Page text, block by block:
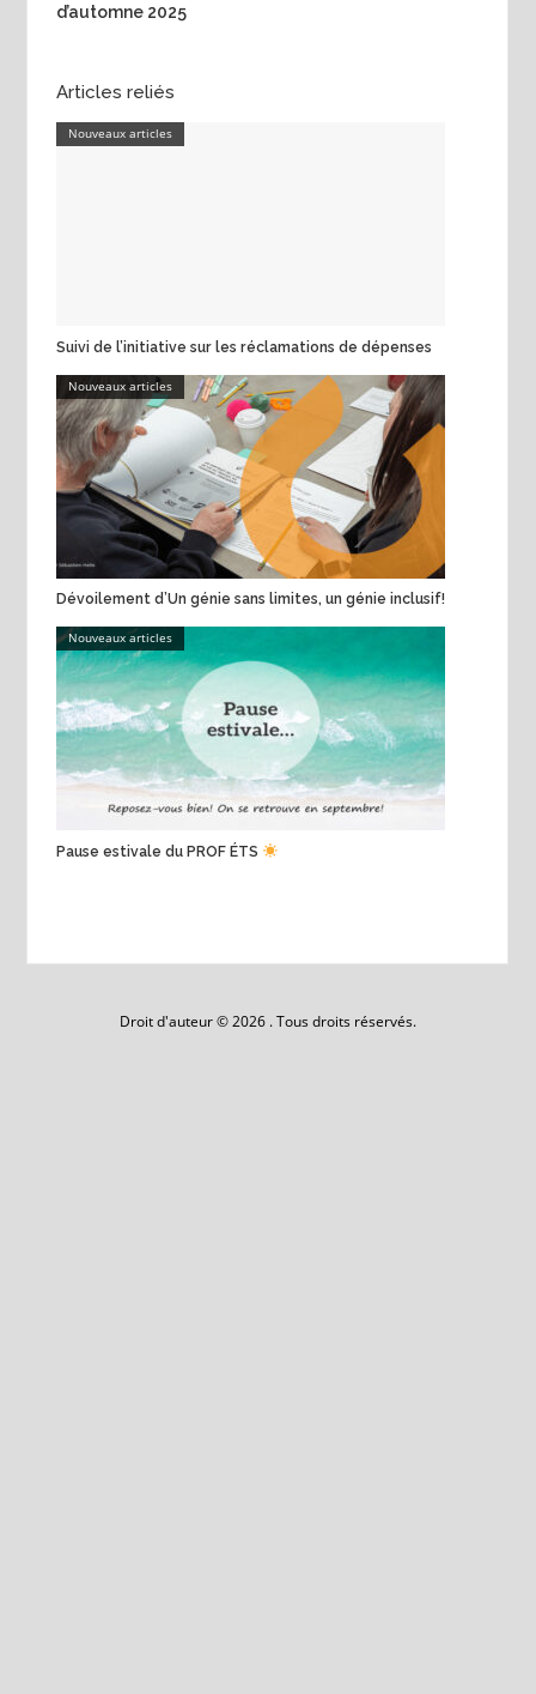
d’automne 2025
Articles reliés
Nouveaux articles
Suivi de l’initiative sur les réclamations de dépenses
Nouveaux articles
Dévoilement d’Un génie sans limites, un génie inclusif!
Nouveaux articles
Pause estivale du PROF ÉTS
Droit d'auteur © 2026 . Tous droits réservés.